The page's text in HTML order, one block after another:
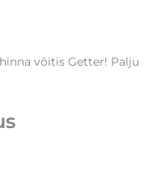
võitis Getter! Palju